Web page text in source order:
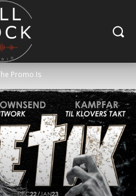
Promo Is